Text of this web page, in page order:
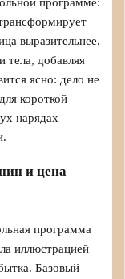
программе:
выразительнее,
тела, добавляя
ясно: дело не
короткой
нарядах
и цена
программа
иллюстрацией
Базовый